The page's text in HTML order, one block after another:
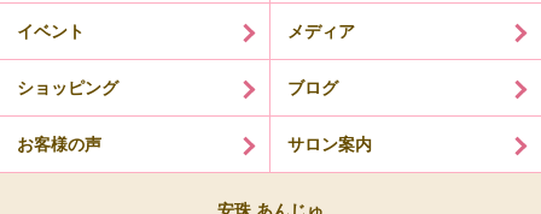
イベント メディア
ショッピング ブログ
お客様の声 サロン案内